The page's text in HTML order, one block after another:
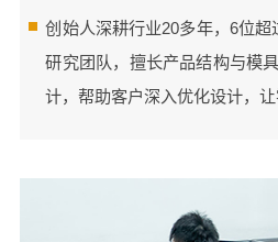
创始人深耕行业20多年，6位
研究团队，擅长产品结构与模
计，帮助客户深入优化设计，让